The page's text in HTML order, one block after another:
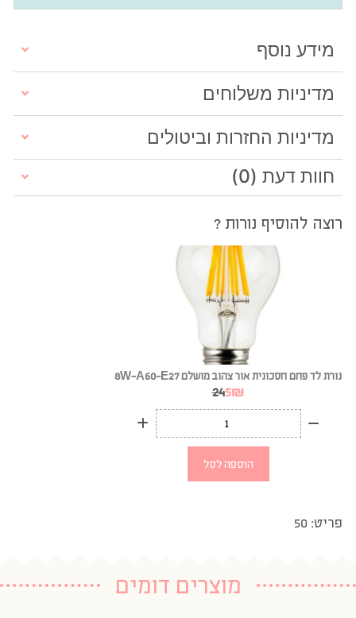
מידע נוסף
מדיניות משלוחים
מדיניות החזרות וביטולים
חוות דעת (0)
רוצה להוסיף נורות ?
נורת לד פחם חסכונית אור צהוב מושלם 8W-A60-E27
₪
5
24
הוספה לסל
פריט: 50
מוצרים דומים